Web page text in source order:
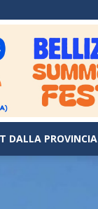
DALLA PROVINCIA